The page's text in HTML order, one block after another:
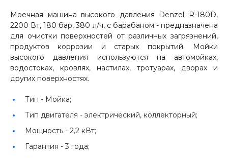
Моечная машина высокого давления Denzel R-180D,
2200 Вт, 180 бар, 380 л/ч, с барабаном - предназначена
для очистки поверхностей от различных загрязнений,
продуктов коррозии и старых покрытий. Мойки
высокого давления используются на автомойках,
водостоках, кровлях, настилах, тротуарах, дворах и
других поверхностях.
Тип - Мойка;
Тип двигателя - электрический, коллекторный;
Мощность - 2,2 кВт;
Гарантия - 3 года;